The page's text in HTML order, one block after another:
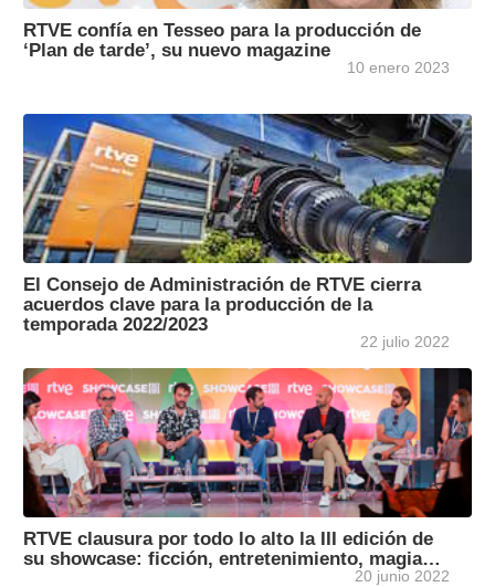
RTVE confía en Tesseo para la producción de
‘Plan de tarde’, su nuevo magazine
10 enero 2023
El Consejo de Administración de RTVE cierra
acuerdos clave para la producción de la
temporada 2022/2023
22 julio 2022
RTVE clausura por todo lo alto la III edición de
su showcase: ficción, entretenimiento, magia…
20 junio 2022